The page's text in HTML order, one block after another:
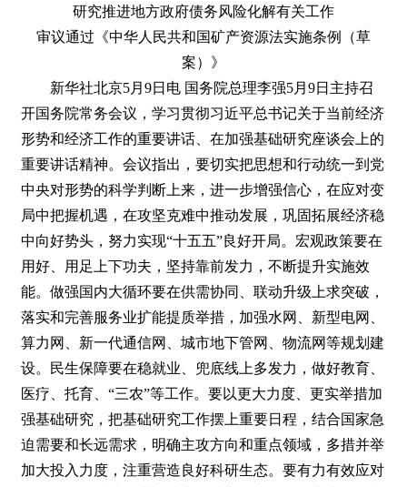
研究推进地方政府债务风险化解有关工作
审议通过《中华人民共和国矿产资源法实施条例（草
案）》
新华社北京5月9日电 国务院总理李强5月9日主持召
开国务院常务会议，学习贯彻习近平总书记关于当前经济
形势和经济工作的重要讲话、在加强基础研究座谈会上的
重要讲话精神。会议指出，要切实把思想和行动统一到党
中央对形势的科学判断上来，进一步增强信心，在应对变
局中把握机遇，在攻坚克难中推动发展，巩固拓展经济稳
中向好势头，努力实现“十五五”良好开局。宏观政策要在
用好、用足上下功夫，坚持靠前发力，不断提升实施效
能。做强国内大循环要在供需协同、联动升级上求突破，
落实和完善服务业扩能提质举措，加强水网、新型电网、
算力网、新一代通信网、城市地下管网、物流网等规划建
设。民生保障要在稳就业、兜底线上多发力，做好教育、
医疗、托育、“三农”等工作。要以更大力度、更实举措加
强基础研究，把基础研究工作摆上重要日程，结合国家急
迫需要和长远需求，明确主攻方向和重点领域，多措并举
加大投入力度，注重营造良好科研生态。要有力有效应对